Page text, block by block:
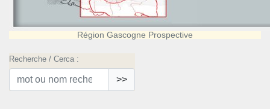
Région Gascogne Prospective
Recherche / Cerca :
>>